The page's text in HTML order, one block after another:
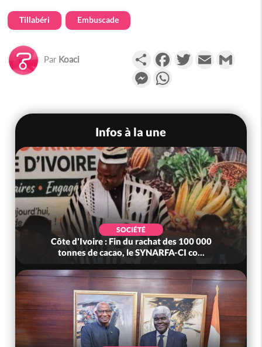
Tillabéri Embuscade
Par Koaci PartagerFacebookTwitterEmail
Messenger
Infos à la une
SOCIÉTÉ
Côte d'Ivoire : Fin du rachat des 100 000
tonnes de cacao, le SYNARFA-CI co...